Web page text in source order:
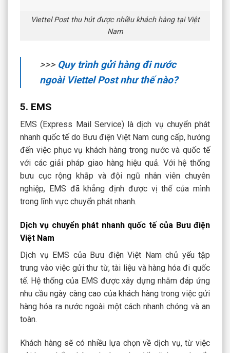
Viettel Post thu hút được nhiều khách hàng tại Việt
Nam
>>> Quy trình gửi hàng đi nước
ngoài Viettel Post như thế nào?
5. EMS
EMS (Express Mail Service) là dịch vụ chuyển phát
nhanh quốc tế do Bưu điện Việt Nam cung cấp, hướng
đến việc phục vụ khách hàng trong nước và quốc tế
với các giải pháp giao hàng hiệu quả. Với hệ thống
bưu cục rộng khắp và đội ngũ nhân viên chuyên
nghiệp, EMS đã khẳng định được vị thế của mình
trong lĩnh vực chuyển phát nhanh.
Dịch vụ chuyển phát nhanh quốc tế của Bưu điện
Việt Nam
Dịch vụ EMS của Bưu điện Việt Nam chủ yếu tập
trung vào việc gửi thư từ, tài liệu và hàng hóa đi quốc
tế. Hệ thống của EMS được xây dựng nhằm đáp ứng
nhu cầu ngày càng cao của khách hàng trong việc gửi
hàng hóa ra nước ngoài một cách nhanh chóng và an
toàn.
Khách hàng sẽ có nhiều lựa chọn về dịch vụ, từ việc